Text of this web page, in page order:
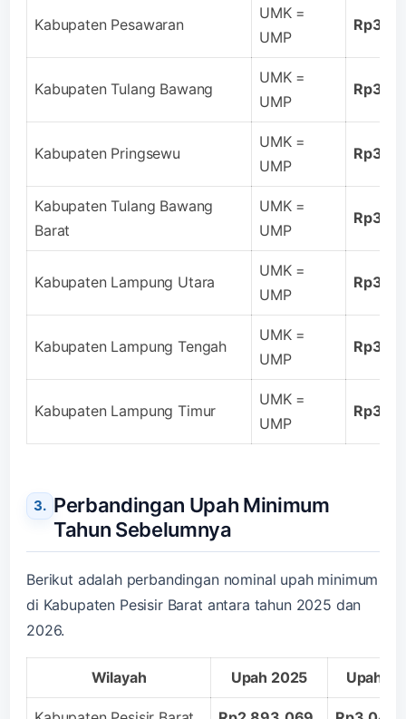
Kabupaten Pesawaran
UMK =
UMP
Kabupaten Tulang Bawang
UMK =
UMP
Kabupaten Pringsewu
UMK =
UMP
Kabupaten Tulang Bawang
Barat
UMK =
UMP
Kabupaten Lampung Utara
UMK =
UMP
Kabupaten Lampung Tengah
UMK =
UMP
Kabupaten Lampung Timur
UMK =
UMP
Perbandingan Upah Minimum
Tahun Sebelumnya
Berikut adalah perbandingan nominal upah minimum
di Kabupaten Pesisir Barat antara tahun 2025 dan
2026.
Wilayah Upah 2025 Upah